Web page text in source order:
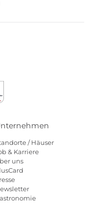
/ Häuser
& Karriere
uns